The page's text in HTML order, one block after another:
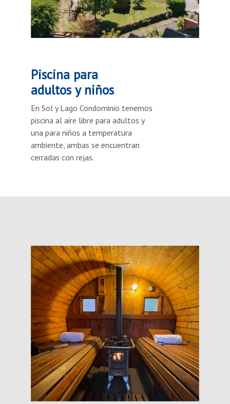
Piscina para
adultos y niños
En Sol y Lago Condominio tenemos
piscina al aire libre para adultos y
una para niños a temperatura
ambiente, ambas se encuentran
cerradas con rejas.